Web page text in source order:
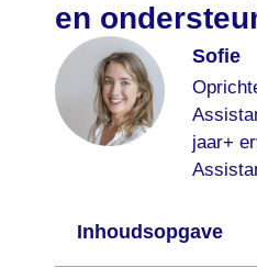
en
Sofie
jaar+
Inhoudsopgave